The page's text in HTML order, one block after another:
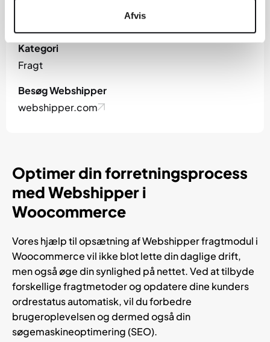
Afvis
Kategori
Fragt
Besøg Webshipper
webshipper.com
Optimer din forretningsprocess
med Webshipper i
Woocommerce
Vores hjælp til opsætning af Webshipper fragtmodul i
Woocommerce vil ikke blot lette din daglige drift,
men også øge din synlighed på nettet. Ved at tilbyde
forskellige fragtmetoder og opdatere dine kunders
ordrestatus automatisk, vil du forbedre
brugeroplevelsen og dermed også din
søgemaskineoptimering (SEO).